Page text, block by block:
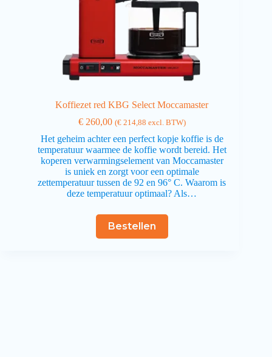
Koffiezet red KBG Select Moccamaster
€260,00 (€214,88 excl. BTW)
Het geheim achter een perfect kopje koffie is de
temperatuur waarmee de koffie wordt bereid. Het
koperen verwarmingselement van Moccamaster
is uniek en zorgt voor een optimale
zettemperatuur tussen de 92 en 96° C. Waarom is
deze temperatuur optimaal? Als…
Bestellen